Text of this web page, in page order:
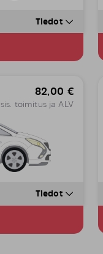
Tiedot
82,00 €
sis. toimitus ja ALV
Tiedot